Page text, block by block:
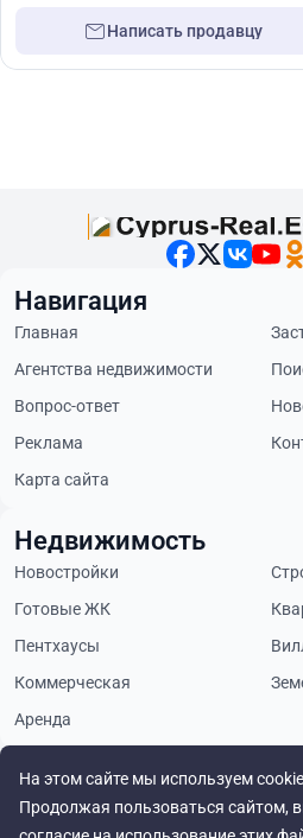
Написать продавцу
На этом сайте мы используем
Продолжая пользоваться сайтом,
Будьте в
Навигация
Главная
Агентства недвижимости
Вопрос-ответ
Реклама
Карта сайта
Недвижимость
Новостройки
Готовые ЖК
Пентхаусы
Коммерческая
Аренда